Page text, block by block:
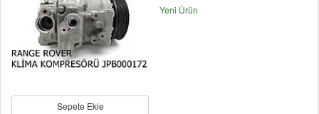
Sepete Ekle
Yeni Ürün